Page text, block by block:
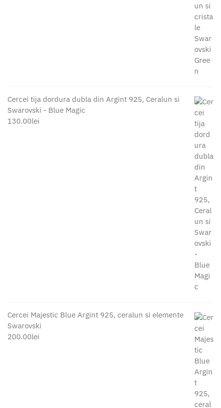
Cercei tija dordura dubla din Argint 925, Ceralun si
Swarovski - Blue Magic
130.00lei
Cercei Majestic Blue Argint 925, ceralun si elemente
Swarovski
200.00lei